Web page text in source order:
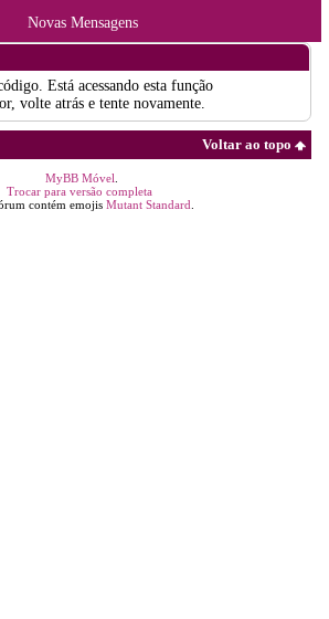
Novas Mensagens
Está acessando esta função
volte atrás e tente novamente.
Voltar ao topo
MyBB Móvel
Trocar para versão completa
contém emojis Mutant Standard